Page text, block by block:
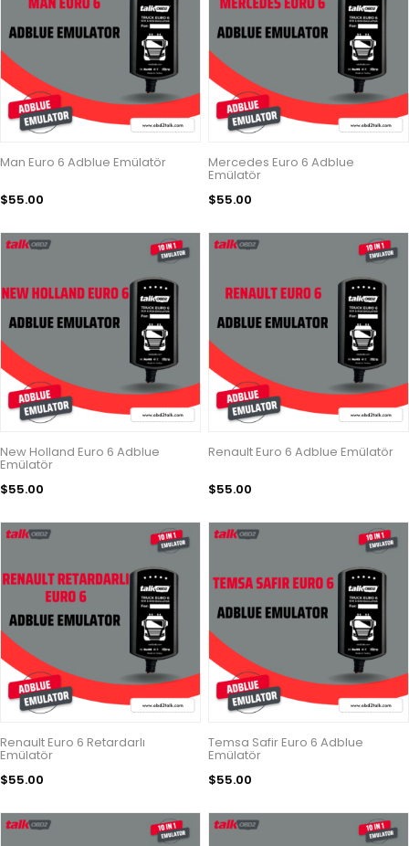
Man Euro 6 Adblue Emülatör
$55.00
Mercedes Euro 6 Adblue
Emülatör
$55.00
New Holland Euro 6 Adblue
Emülatör
$55.00
Renault Euro 6 Adblue Emülatör
$55.00
Renault Euro 6 Retardarlı
Emülatör
$55.00
Temsa Safir Euro 6 Adblue
Emülatör
$55.00